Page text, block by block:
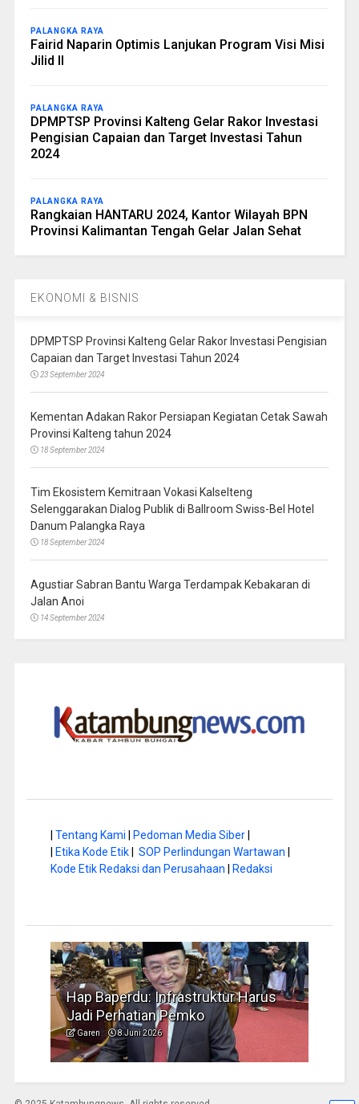
PALANGKA RAYA
Fairid Naparin Optimis Lanjukan Program Visi Misi
Jilid II
PALANGKA RAYA
DPMPTSP Provinsi Kalteng Gelar Rakor Investasi
Pengisian Capaian dan Target Investasi Tahun
2024
PALANGKA RAYA
Rangkaian HANTARU 2024, Kantor Wilayah BPN
Provinsi Kalimantan Tengah Gelar Jalan Sehat
EKONOMI & BISNIS
DPMPTSP Provinsi Kalteng Gelar Rakor Investasi Pengisian
Capaian dan Target Investasi Tahun 2024
23 September 2024
Kementan Adakan Rakor Persiapan Kegiatan Cetak Sawah
Provinsi Kalteng tahun 2024
18 September 2024
Tim Ekosistem Kemitraan Vokasi Kalselteng
Selenggarakan Dialog Publik di Ballroom Swiss-Bel Hotel
Danum Palangka Raya
18 September 2024
Agustiar Sabran Bantu Warga Terdampak Kebakaran di
Jalan Anoi
14 September 2024
Tentang Kami Pedoman Media Siber|
Etika Kode Etik| SOP Perlindungan Wartawan
Kode Etik Redaksi dan Perusahaan
Redaksi
Hap Baperdu: Infrastruktur Harus
Jadi Perhatian Pemko
Garen 8 Juni 2026